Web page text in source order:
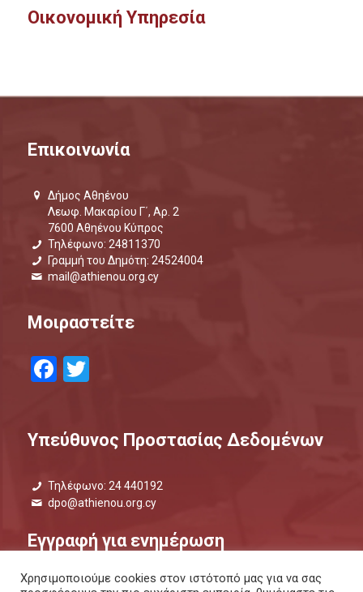
Οικονομική Υπηρεσία
Επικοινωνία
Δήμος Αθηένου
Λεωφ. Μακαρίου Γ΄, Αρ. 2
7600 Αθηένου Κύπρος
Τηλέφωνο: 24811370
Γραμμή του Δημότη: 24524004
mail@athienou.org.cy
Μοιραστείτε
Facebook
Twitter
Υπεύθυνος Προστασίας Δεδομένων
Τηλέφωνο: 24 440192
dpo@athienou.org.cy
Εγγραφή για ενημέρωση
Μάθετε τι συμβαίνει και μείνετε ενημερωμένοι.
Χρησιμοποιούμε cookies στον ιστότοπό μας για να σας